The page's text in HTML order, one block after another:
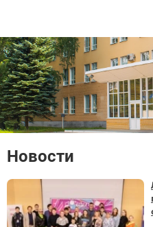
Новости